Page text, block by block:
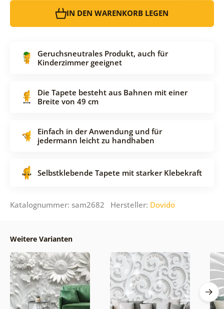
IN DEN WARENKORB LEGEN
Geruchsneutrales Produkt, auch für
Kinderzimmer geeignet
Die Tapete besteht aus Bahnen mit einer
Breite von 49 cm
Einfach in der Anwendung und für
jedermann leicht zu handhaben
Selbstklebende Tapete mit starker Klebekraft
Katalognummer: sam2682 Hersteller: Dovido
Weitere Varianten